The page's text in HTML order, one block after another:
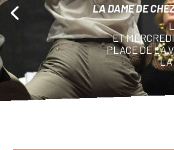
LA DAME DE
ET
PLACE DE LA
LA